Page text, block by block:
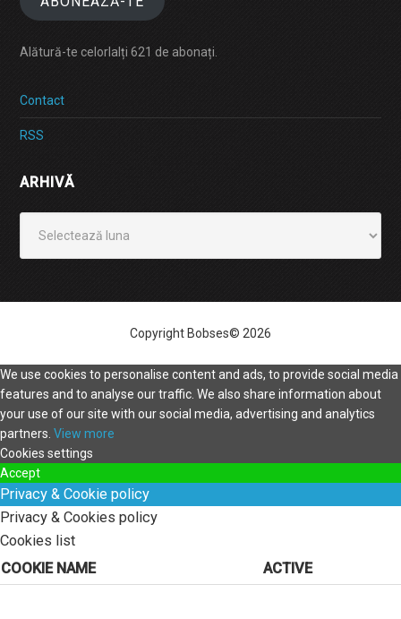
Alătură-te celorlalți 621 de abonați.
Contact
RSS
ARHIVĂ
Copyright Bobses© 2026
We use cookies to personalise content and ads, to provide social media
features and to analyse our traffic. We also share information about
your use of our site with our social media, advertising and analytics
partners. View more
Cookies settings
Accept
Privacy & Cookie policy
Privacy & Cookies policy
Cookies list
COOKIE NAME
ACTIVE